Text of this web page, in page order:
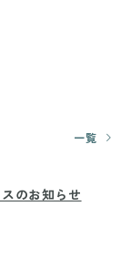
一覧
のお知らせ